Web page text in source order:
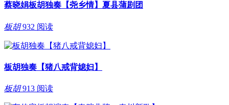
蔡晓娟板胡独奏【尧乡情】夏县蒲剧团
板胡 932 阅读
板胡独奏【猪八戒背媳妇】
板胡 913 阅读